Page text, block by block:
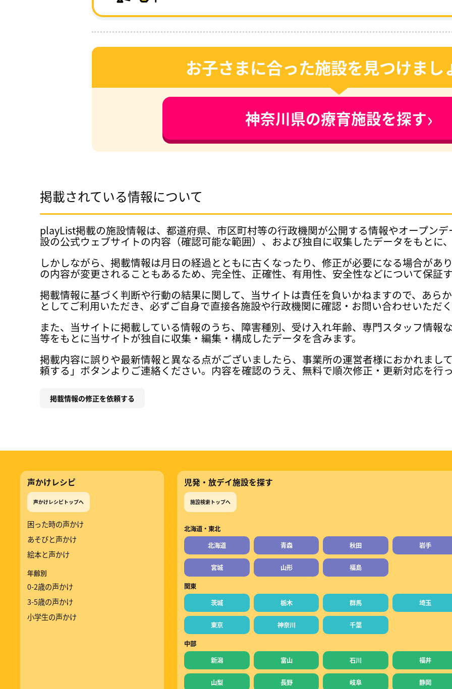
お子さまに合った施設を見つけまし
神奈川県の療育施設を探す›
掲載されている情報について
playList掲載の施設情報は、都道府県、市区町村等の行政機関が公開する情報やオープン
設の公式ウェブサイトの内容（確認可能な範囲）、および独自に収集したデータをもとに
しかしながら、掲載情報は月日の経過とともに古くなったり、修正が必要になる場合があ
の内容が変更されることもあるため、完全性、正確性、有用性、安全性などについて保証
掲載情報に基づく判断や行動の結果に関して、当サイトは責任を負いかねますので、あら
としてご利用いただき、必ずご自身で直接各施設や行政機関に確認・お問い合わせいただ
また、当サイトに掲載している情報のうち、障害種別、受け入れ年齢、専門スタッフ情報
等をもとに当サイトが独自に収集・編集・構成したデータを含みます。
掲載内容に誤りや最新情報と異なる点がございましたら、事業所の運営者様におかれまし
頼する」ボタンよりご連絡ください。内容を確認のうえ、無料で順次修正・更新対応を行
掲載情報の修正を依頼する
声かけレシピ
声かけレシピトップへ
困った時の声かけ
あそびと声かけ
絵本と声かけ
年齢別
0-2歳の声かけ
3-5歳の声かけ
小学生の声かけ
児発・放デイ施設を探す
施設検索トップへ
北海道・東北
北海道
青森 秋田 岩手
宮城 山形 福島
関東
茨城
栃木 群馬 埼玉
東京 神奈川 千葉
中部
新潟
富山 石川 福井
山梨 長野 岐阜 静岡